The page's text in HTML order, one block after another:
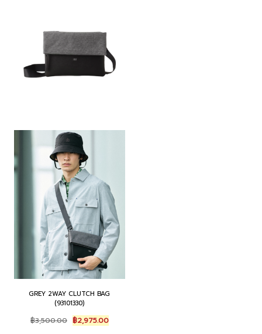
GREY 2WAY CLUTCH BAG
(93101330)
฿3,500.00 Original
price
฿2,975.00Current
price